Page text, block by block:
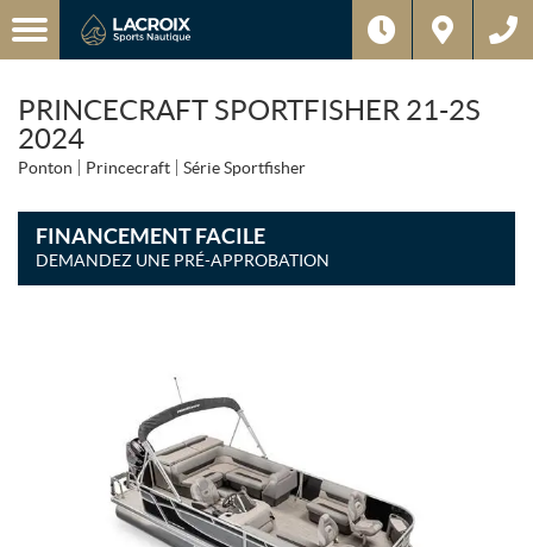
PRINCECRAFT SPORTFISHER 21-2S
2024
Ponton Princecraft Série Sportfisher
FINANCEMENT FACILE
DEMANDEZ UNE PRÉ-APPROBATION